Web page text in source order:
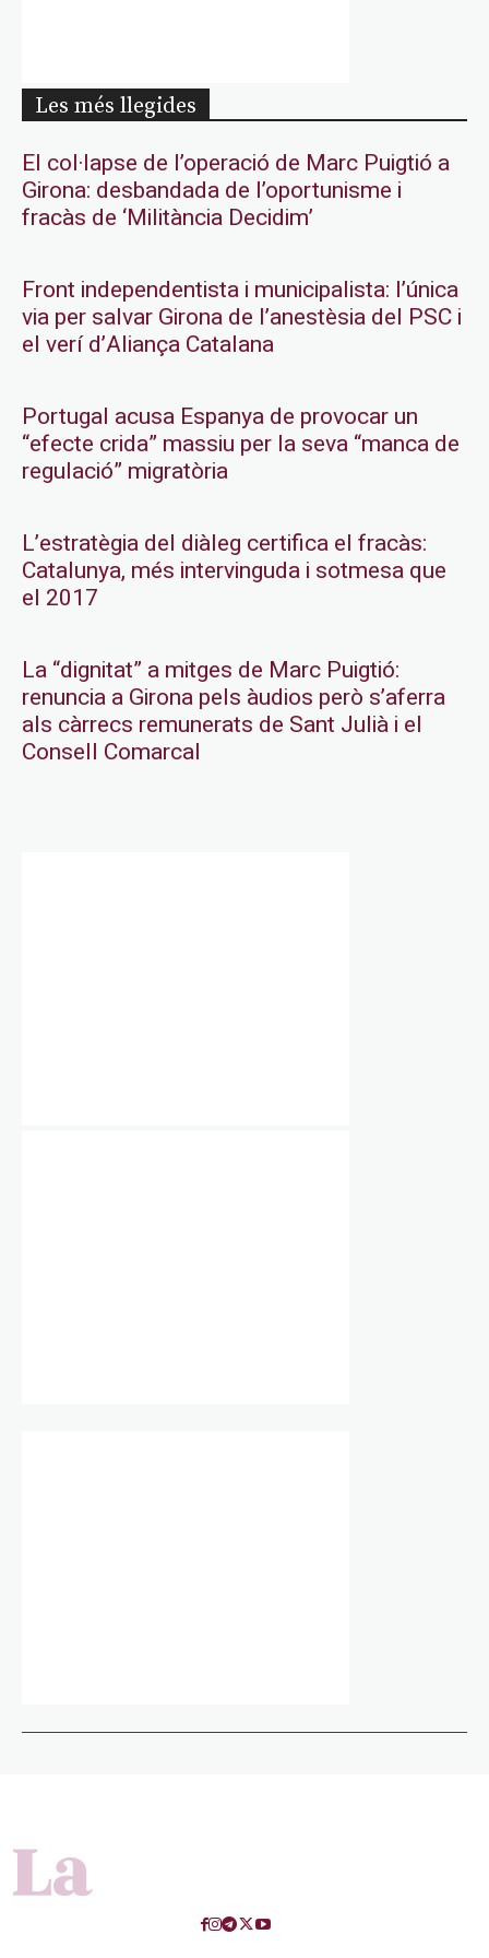
Les més llegides
El col·lapse de l’operació de Marc Puigtió a
Girona: desbandada de l’oportunisme i
fracàs de ‘Militància Decidim’
Front independentista i municipalista: l’única
via per salvar Girona de l’anestèsia del PSC i
el verí d’Aliança Catalana
Portugal acusa Espanya de provocar un
“efecte crida” massiu per la seva “manca de
regulació” migratòria
L’estratègia del diàleg certifica el fracàs:
Catalunya, més intervinguda i sotmesa que
el 2017
La “dignitat” a mitges de Marc Puigtió:
renuncia a Girona pels àudios però s’aferra
als càrrecs remunerats de Sant Julià i el
Consell Comarcal